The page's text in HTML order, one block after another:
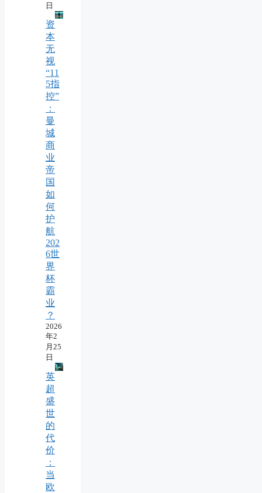
日
资
本
无
视
“11
5指
控”
：
曼
城
商
业
帝
国
如
何
护
航
202
6世
界
杯
霸
业
？
2026
年2
月25
日
英
超
盛
世
的
代
价
：
当
欧